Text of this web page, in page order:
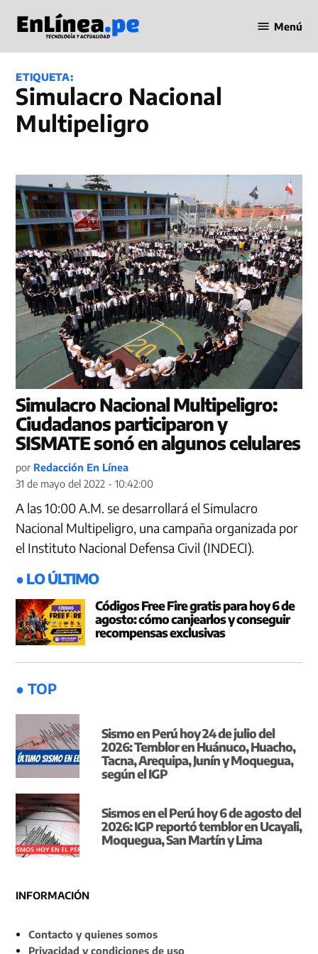
contenido
en Línea
Menú
ETIQUETA:
Simulacro Nacional
Multipeligro
Simulacro Nacional Multipeligro:
Ciudadanos participaron y
SISMATE sonó en algunos celulares
por Redacción En Línea
31 de mayo del 2022 - 10:42:00
A las 10:00 A.M. se desarrollará el Simulacro
Nacional Multipeligro, una campaña organizada por
el Instituto Nacional Defensa Civil (INDECI).
● LO ÚLTIMO
Códigos Free Fire gratis para hoy 6 de
agosto: cómo canjearlos y conseguir
recompensas exclusivas
● TOP
Sismo en Perú hoy 24 de julio del
2026: Temblor en Huánuco, Huacho,
Tacna, Arequipa, Junín y Moquegua,
según el IGP
Sismos en el Perú hoy 6 de agosto del
2026: IGP reportó temblor en Ucayali,
Moquegua, San Martín y Lima
INFORMACIÓN
Contacto y quienes somos
Privacidad y condiciones de uso